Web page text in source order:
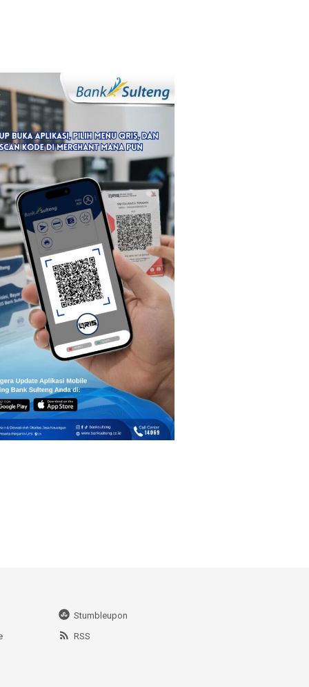
Stumbleupon
RSS